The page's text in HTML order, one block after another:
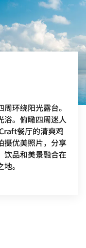
环绕阳光露台。
浴。俯瞰四周迷人
餐厅的清爽鸡
摄优美照片，分享
饮品和美景融合在
。